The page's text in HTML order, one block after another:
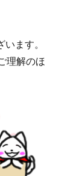
います。
理解のほ